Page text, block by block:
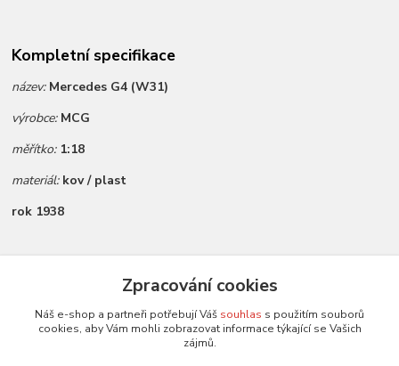
Kompletní specifikace
název: Mercedes G4 (W31)
výrobce: MCG
měřítko: 1:18
materiál: kov / plast
rok 1938
Zboží zařazeno v kategoriích
Všechny modely
Modely 1:18
Zpracování cookies
Náš e-shop a partneři potřebují Váš souhlas s použitím souborů
cookies, aby Vám mohli zobrazovat informace týkající se Vašich
zájmů.